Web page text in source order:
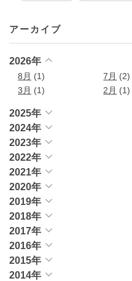
アーカイブ
2026年
8月 (1) 7月 (2)
3月 (1) 2月 (1)
2025年
2024年
2023年
2022年
2021年
2020年
2019年
2018年
2017年
2016年
2015年
2014年